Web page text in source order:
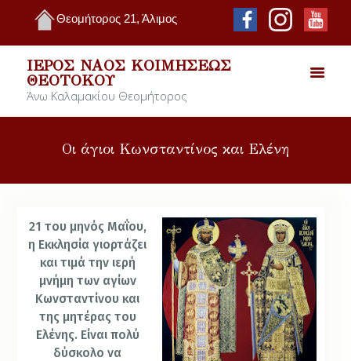
Θεομήτορος 21, Άλιμος
ΙΕΡΌΣ ΝΑΌΣ ΚΟΙΜΉΣΕΩΣ
ΘΕΟΤΌΚΟΥ
Άνω Καλαμακίου Θεομήτορος
Οι άγιοι Κωνσταντίνος και Ελένη
21 του μηνός Μαΐου,
η Εκκλησία γιορτάζει
και τιμά την ιερή
μνήμη των αγίων
Κωνσταντίνου και
της μητέρας του
Ελένης. Είναι πολύ
δύσκολο να